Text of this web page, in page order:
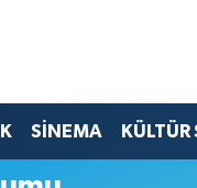
SİNEMA KÜLTÜR